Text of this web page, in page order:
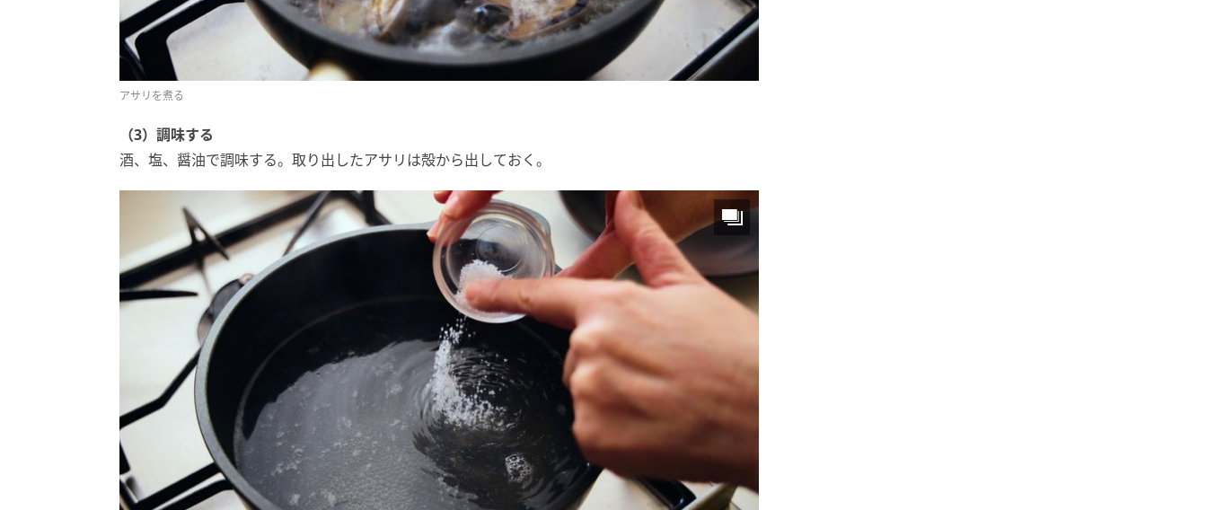
アサリを煮る
（3）調味する
酒、塩、醤油で調味する。取り出したアサリは殻から出しておく。